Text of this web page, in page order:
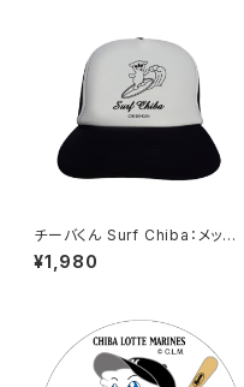
チーバくん Surf Chiba：メッシ
ュキャップ（Bホワイト）
¥1,980